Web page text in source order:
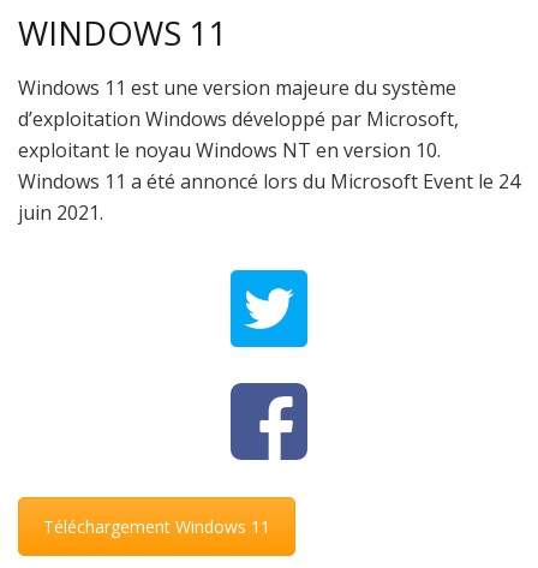
WINDOWS 11
Windows 11 est une version majeure du système
d’exploitation Windows développé par Microsoft,
exploitant le noyau Windows NT en version 10.
Windows 11 a été annoncé lors du Microsoft Event le 24
juin 2021.
Téléchargement Windows 11